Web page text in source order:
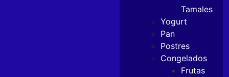
Tamales
Yogurt
Pan
Postres
Congelados
Frutas